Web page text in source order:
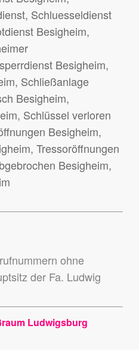
Schluesseldienst
Besigheim,
Besigheim,
Schließanlage
Besigheim,
Schlüssel verloren
Besigheim,
Tressoröffnungen
Besigheim,
ohne
der Fa. Ludwig
Ludwigsburg